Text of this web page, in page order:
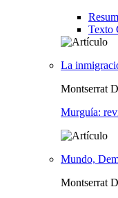
Texto
La
Montserrat
Murguía:
Mundo,
Montserrat